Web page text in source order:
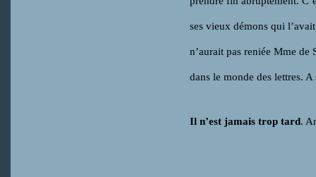
ses vieux démons qui
n’aurait pas reniée Mme
dans le monde des lettres. A
Il n’est jamais trop tard.